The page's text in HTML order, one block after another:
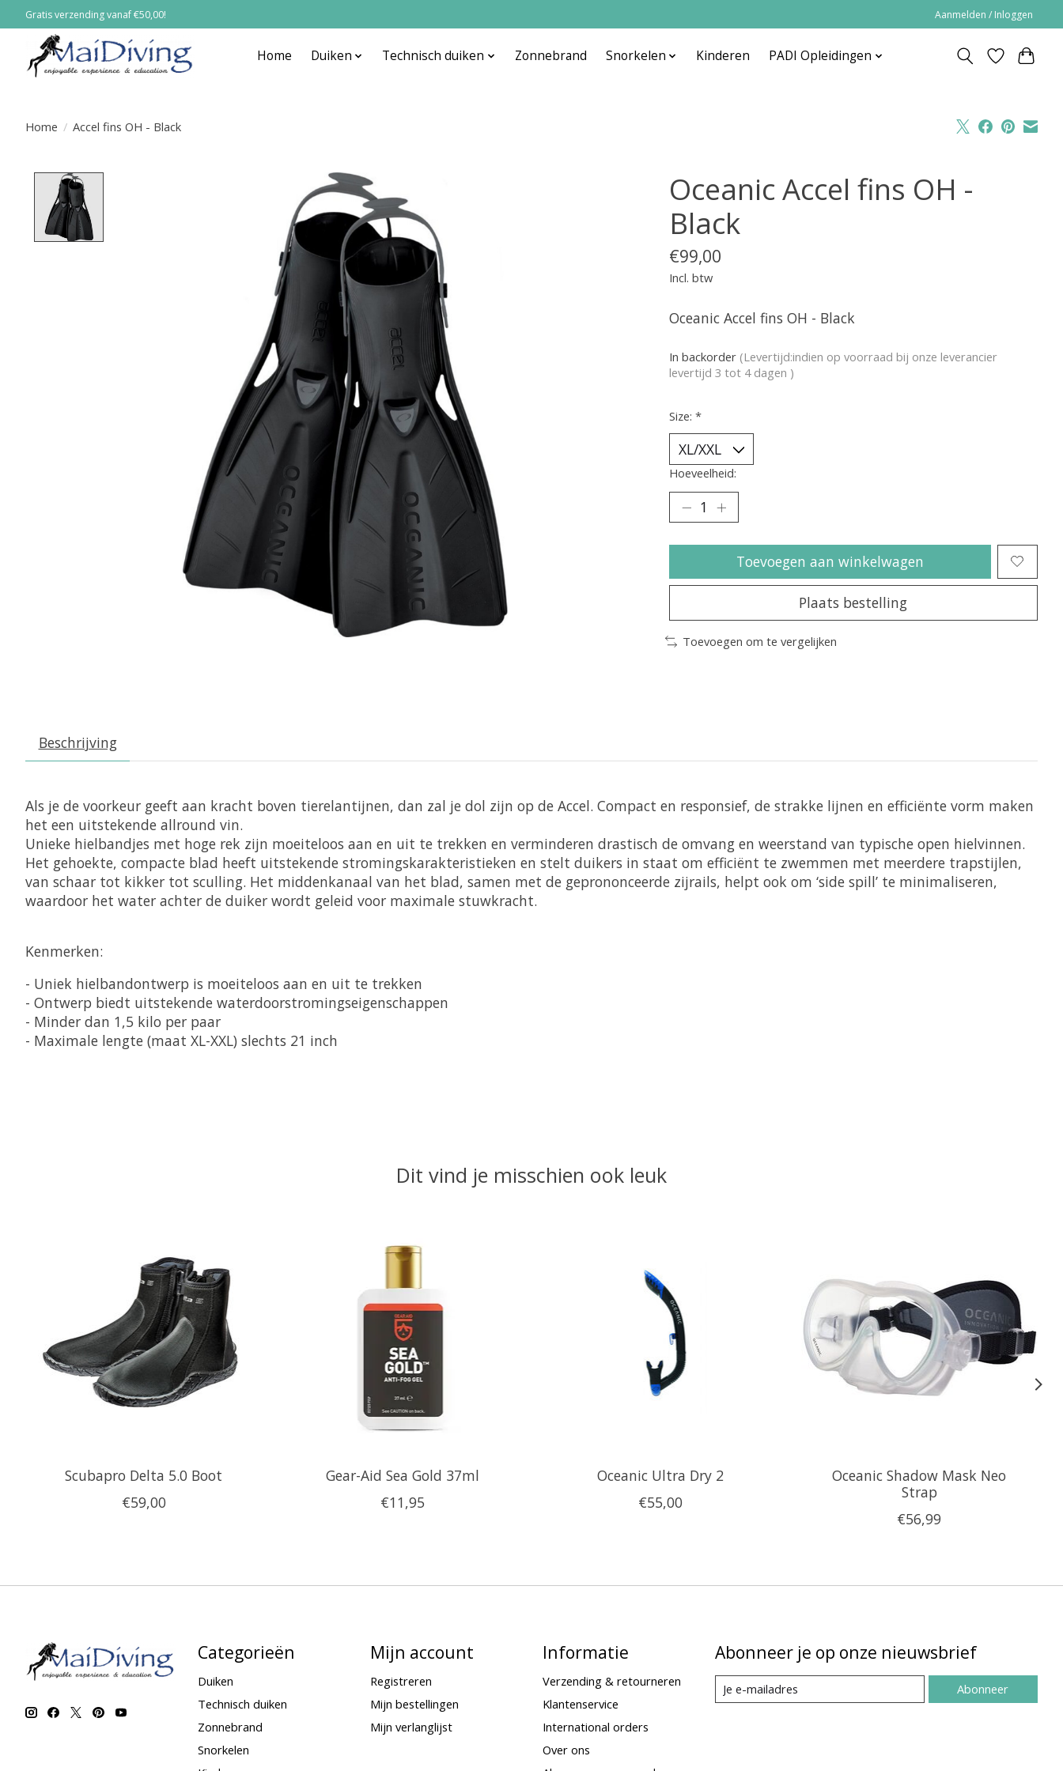
Gratis verzending vanaf €50,00! Aanmelden / Inloggen
Home Duiken Technisch duiken Zonnebrand Snorkelen Kinderen PADI Opleidingen
Home / Accel fins OH - Black
Oceanic Accel fins OH -
Black
€99,00
Incl. btw
Oceanic Accel fins OH - Black
In backorder (Levertijd:indien op voorraad bij onze leverancier
levertijd 3 tot 4 dagen )
Size: *
Hoeveelheid:
Toevoegen aan winkelwagen
Plaats bestelling
Toevoegen om te vergelijken
Beschrijving
Als je de voorkeur geeft aan kracht boven tierelantijnen, dan zal je dol zijn op de Accel. Compact en responsief, de strakke lijnen en efficiënte vorm maken
het een uitstekende allround vin.
Unieke hielbandjes met hoge rek zijn moeiteloos aan en uit te trekken en verminderen drastisch de omvang en weerstand van typische open hielvinnen.
Het gehoekte, compacte blad heeft uitstekende stromingskarakteristieken en stelt duikers in staat om efficiënt te zwemmen met meerdere trapstijlen,
van schaar tot kikker tot sculling. Het middenkanaal van het blad, samen met de geprononceerde zijrails, helpt ook om ‘side spill’ te minimaliseren,
waardoor het water achter de duiker wordt geleid voor maximale stuwkracht.
Kenmerken:
- Uniek hielbandontwerp is moeiteloos aan en uit te trekken
- Ontwerp biedt uitstekende waterdoorstromingseigenschappen
- Minder dan 1,5 kilo per paar
- Maximale lengte (maat XL-XXL) slechts 21 inch
Dit vind je misschien ook leuk
Scubapro Delta 5.0 Boot
€59,00
Gear-Aid Sea Gold 37ml
€11,95
Oceanic Ultra Dry 2
€55,00
Oceanic Shadow Mask Neo
Strap
€56,99
Categorieën
Duiken
Technisch duiken
Zonnebrand
Snorkelen
Mijn account
Registreren
Mijn bestellingen
Mijn verlanglijst
Informatie
Verzending & retourneren
Klantenservice
International orders
Over ons
Abonneer je op onze nieuwsbrief
Abonneer